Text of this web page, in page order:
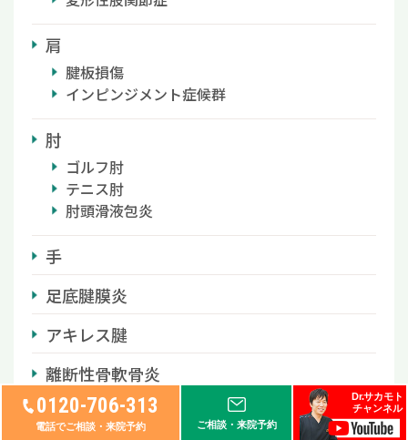
0120-706-313
電話でご相談・来院予約 ご相談・来院予約
Dr.サカモト
チャンネル
肩
腱板損傷
インピンジメント症候群
肘
ゴルフ肘
テニス肘
肘頭滑液包炎
手
足底腱膜炎
アキレス腱
離断性骨軟骨炎
スポーツ医療